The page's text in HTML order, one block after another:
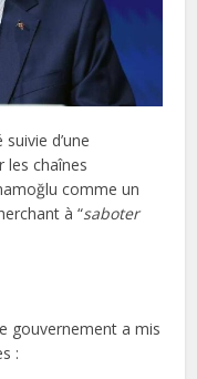
d’une
les chaînes
comme un
à “saboter
gouvernement a mis
: